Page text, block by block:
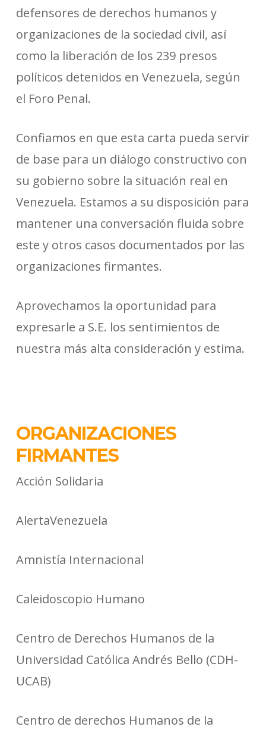
defensores de derechos humanos y
organizaciones de la sociedad civil, así
como la liberación de los 239 presos
políticos detenidos en Venezuela, según
el Foro Penal.
Confiamos en que esta carta pueda servir
de base para un diálogo constructivo con
su gobierno sobre la situación real en
Venezuela. Estamos a su disposición para
mantener una conversación fluida sobre
este y otros casos documentados por las
organizaciones firmantes.
Aprovechamos la oportunidad para
expresarle a S.E. los sentimientos de
nuestra más alta consideración y estima.
ORGANIZACIONES
FIRMANTES
Acción Solidaria
AlertaVenezuela
Amnistía Internacional
Caleidoscopio Humano
Centro de Derechos Humanos de la
Universidad Católica Andrés Bello (CDH-
UCAB)
Centro de derechos Humanos de la